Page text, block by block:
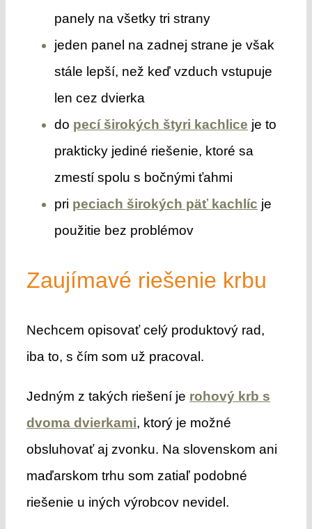
panely na všetky tri strany
jeden panel na zadnej strane je však
stále lepší, než keď vzduch vstupuje
len cez dvierka
do pecí širokých štyri kachlice je to
prakticky jediné riešenie, ktoré sa
zmestí spolu s bočnými ťahmi
pri peciach širokých päť kachlíc je
použitie bez problémov
Zaujímavé riešenie krbu
Nechcem opisovať celý produktový rad,
iba to, s čím som už pracoval.
Jedným z takých riešení je rohový krb s
dvoma dvierkami, ktorý je možné
obsluhovať aj zvonku. Na slovenskom ani
maďarskom trhu som zatiaľ podobné
riešenie u iných výrobcov nevidel.